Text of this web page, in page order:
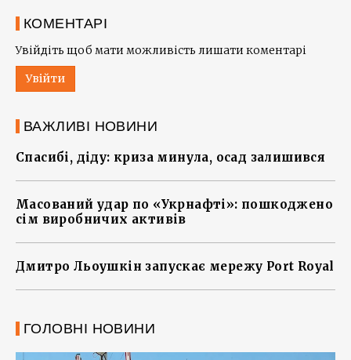
КОМЕНТАРІ
Увійдіть щоб мати можливість лишати коментарі
Увійти
ВАЖЛИВІ НОВИНИ
Спасибі, діду: криза минула, осад залишився
Масований удар по «Укрнафті»: пошкоджено
сім виробничих активів
Дмитро Льоушкін запускає мережу Port Royal
ГОЛОВНІ НОВИНИ